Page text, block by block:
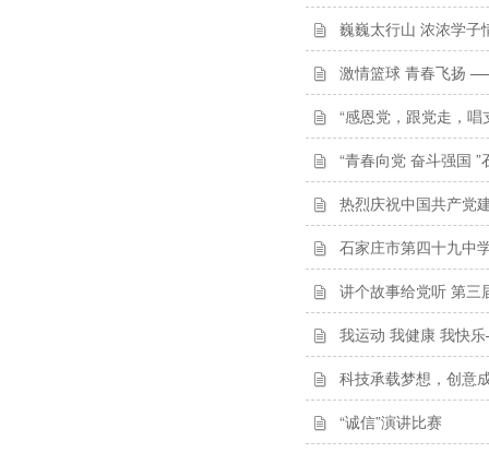
巍巍太行山 浓浓学
激情篮球 青春飞扬
“感恩党，跟党走，唱
“青春向党 奋斗强国
热烈庆祝中国共产党
石家庄市第四十九中
讲个故事给党听 第三
我运动 我健康 我快
科技承载梦想，创意
“诚信”演讲比赛